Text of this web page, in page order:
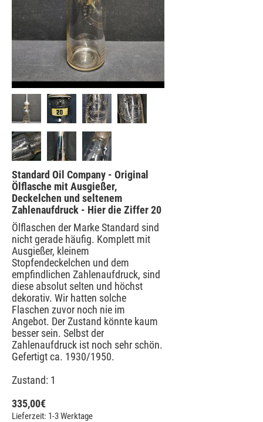
Standard Oil Company - Original
Ölflasche mit Ausgießer,
Deckelchen und seltenem
Zahlenaufdruck - Hier die Ziffer 20
Ölflaschen der Marke Standard sind
nicht gerade häufig. Komplett mit
Ausgießer, kleinem
Stopfendeckelchen und dem
empfindlichen Zahlenaufdruck, sind
diese absolut selten und höchst
dekorativ. Wir hatten solche
Flaschen zuvor noch nie im
Angebot. Der Zustand könnte kaum
besser sein. Selbst der
Zahlenaufdruck ist noch sehr schön.
Gefertigt ca. 1930/1950.
Zustand: 1
Lieferzeit: 1-3 Werktage
335,00€